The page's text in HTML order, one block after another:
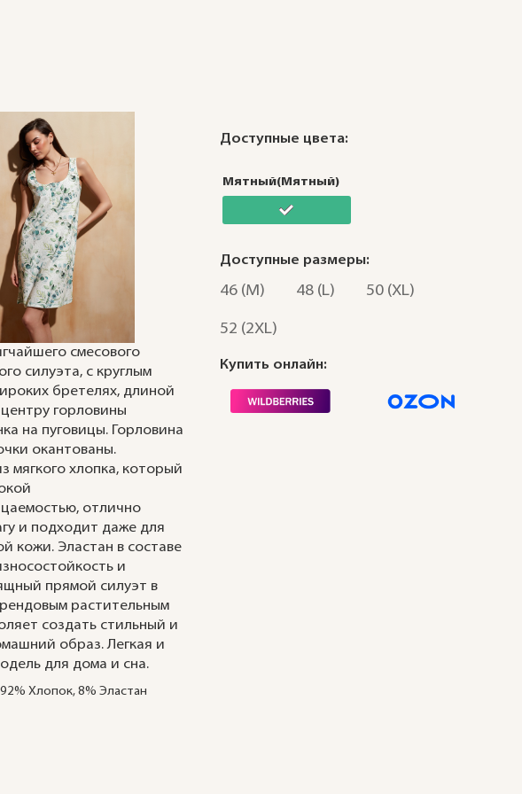
смесового
силуэта, с круглым
бретелях, длиной
горловины
на пуговицы. Горловина
окантованы.
мягкого хлопка, который
отлично
и подходит даже для
кожи. Эластан в составе
и
прямой силуэт в
растительным
создать стильный и
образ. Легкая и
для дома и сна.
92% Хлопок, 8% Эластан
Доступные цвета:
Мятный(Мятный)
Доступные размеры:
46 (M) 48 (L) 50 (XL)
52 (2XL)
Купить онлайн: